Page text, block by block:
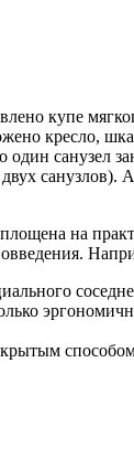
купе
кресло,
санузел
санузлов).
на